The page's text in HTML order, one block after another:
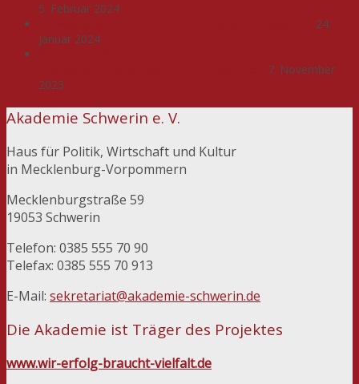
5. Februar 2024
24.
Januar 2024
7. November
2023
Akademie Schwerin e. V.
Haus für Politik, Wirtschaft und Kultur
in Mecklenburg-Vorpommern
Mecklenburgstraße 59
19053 Schwerin
Telefon: 0385 555 70 90
Telefax: 0385 555 70 913
E-Mail: sekretariat@akademie-schwerin.de
Die Akademie ist Träger des Projektes
www.wir-erfolg-braucht-vielfalt.de